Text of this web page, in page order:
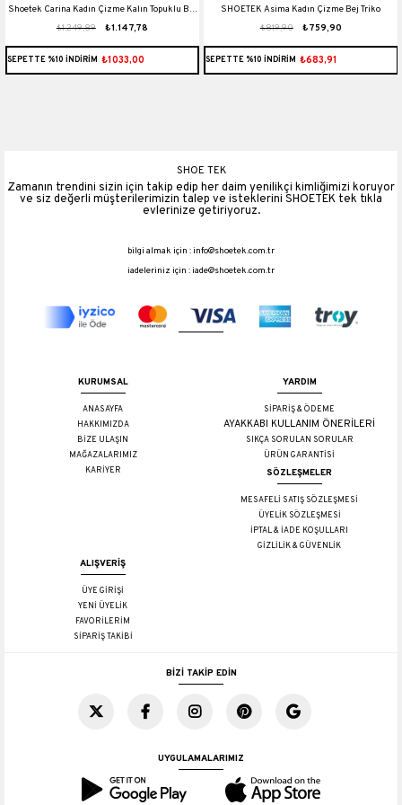
Shoetek Carina Kadın Çizme Kalın Topuklu Bej
Deri₺1.147,78
₺1.249,89
SEPETTE %10 İNDİRİM ₺1033,00
SHOETEK Asima Kadın Çizme Bej Triko
₺759,90
₺819,90
SEPETTE %10 İNDİRİM ₺683,91
SHOE TEK
Zamanın trendini sizin için takip edip her daim yenilikçi kimliğimizi koruyor
ve siz değerli müşterilerimizin talep ve isteklerini SHOETEK tek tıkla
evlerinize getiriyoruz.
bilgi almak için :info@shoetek.com.tr
iadeleriniz için :iade@shoetek.com.tr
KURUMSAL
ANASAYFA
HAKKIMIZDA
BİZE ULAŞIN
MAĞAZALARIMIZ
KARİYER
YARDIM
SİPARİŞ & ÖDEME
AYAKKABI KULLANIM ÖNERİLERİ
SIKÇA SORULAN SORULAR
ÜRÜN GARANTİSİ
SÖZLEŞMELER
MESAFELİ SATIŞ SÖZLEŞMESİ
ÜYELİK SÖZLEŞMESİ
İPTAL & İADE KOŞULLARI
GİZLİLİK & GÜVENLİK
ALIŞVERİŞ
ÜYE GİRİŞİ
YENİ ÜYELİK
FAVORİLERİM
SİPARİŞ TAKİBİ
BİZİ TAKİP EDİN
UYGULAMALARIMIZ